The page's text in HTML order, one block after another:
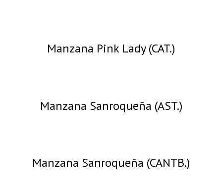
Manzana Pink Lady (CAT.)
Manzana Sanroqueña (AST.)
Manzana Sanroqueña (CANTB.)